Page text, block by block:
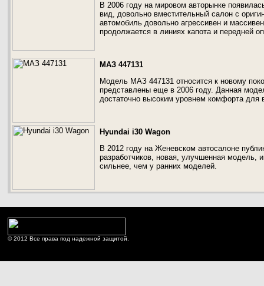
В 2006 году на мировом авторынке
вид, довольно вместительный салон с
автомобиль довольно агрессивен и
продолжается в линиях капота и передней
МАЗ 447131
Модель МАЗ 447131 относится к новому
представлены еще в 2006 году. Данная
достаточно высоким уровнем комфорта для
Hyundai i30 Wagon
В 2012 году на Женевском автосалоне
разработчиков, новая, улучшенная модель,
сильнее, чем у ранних моделей.
© 2012 Все права под надежной защитой.